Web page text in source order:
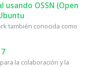
OSSN (Open
también conocida como
la colaboración y la